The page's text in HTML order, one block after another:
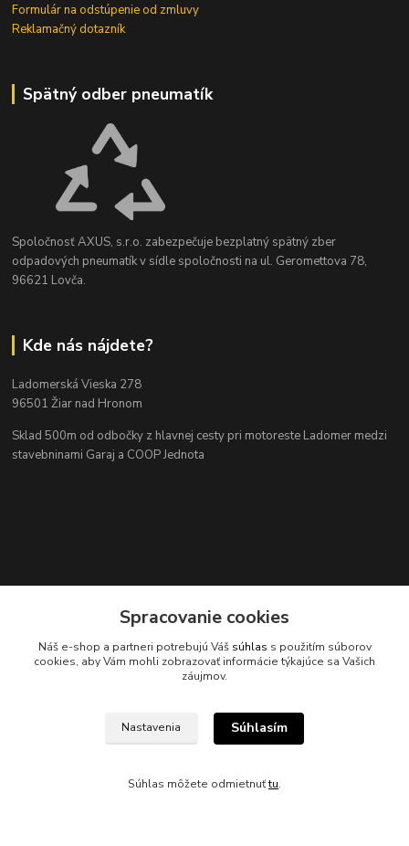
Formulár na odstúpenie od zmluvy
Reklamačný dotazník
Spätný odber pneumatík
Spoločnosť AXUS, s.r.o. zabezpečuje bezplatný spätný zber
odpadových pneumatík v sídle spoločnosti na ul. Geromettova 78,
96621 Lovča.
Kde nás nájdete?
Ladomerská Vieska 278
96501 Žiar nad Hronom
Sklad 500m od odbočky z hlavnej cesty pri motoreste Ladomer medzi
stavebninami Garaj a COOP Jednota
axuspneu@gmail.com
Spracovanie cookies
Náš e-shop a partneri potrebujú Váš súhlas s použitím súborov
cookies, aby Vám mohli zobrazovať informácie týkajúce sa Vašich
záujmov.
Nastavenia Súhlasím
Súhlas môžete odmietnuťtu.